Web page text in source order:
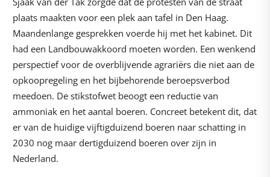
plaats maakten voor een plek aan tafel in Den Haag.
Maandenlange gesprekken voerde hij met het kabinet. Dit
had een Landbouwakkoord moeten worden. Een wenkend
perspectief voor de overblijvende agrariërs die niet aan de
opkoopregeling en het bijbehorende beroepsverbod
meedoen. De stikstofwet beoogt een reductie van
ammoniak en het aantal boeren. Concreet betekent dit, dat
er van de huidige vijftigduizend boeren naar schatting in
2030 nog maar dertigduizend boeren over zijn in
Nederland.